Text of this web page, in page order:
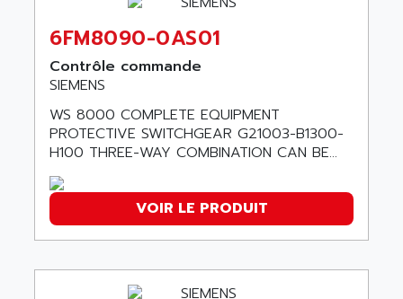
BUM
DIAX 04
DIAX 4
cms3
CMS
R6TXB
MOVITRAC
ADAPTEC
ADAPTORR
ADAS
ADC AUTOMATICA
ADDA
ADDER
ADEL SYSTEM
ADEPT
ADEPT TECHNOLOGY
ADES
6FM8090-0AS01
Contrôle commande
SIEMENS
WS 8000 COMPLETE EQUIPMENT
PROTECTIVE SWITCHGEAR G21003-B1300-
H100 THREE-WAY COMBINATION CAN BE...
VOIR LE PRODUIT